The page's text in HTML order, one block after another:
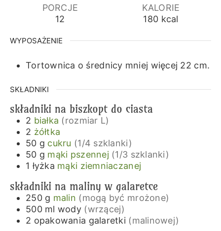
PORCJE
12
KALORIE
180 kcal
WYPOSAŻENIE
Tortownica o średnicy mniej więcej 22 cm.
SKŁADNIKI
składniki na biszkopt do ciasta
2 białka (rozmiar L)
2 żółtka
50 g cukru (1/4 szklanki)
50 g mąki pszennej (1/3 szklanki)
1 łyżka mąki ziemniaczanej
składniki na maliny w galaretce
250 g malin (mogą być mrożone)
500 ml wody (wrzącej)
2 opakowania galaretki (malinowej)